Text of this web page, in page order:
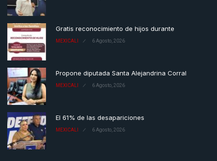
Gratis reconocimiento de hijos durante
MEXICALI 6 Agosto, 2026
Propone diputada Santa Alejandrina Corral
MEXICALI 6 Agosto, 2026
El 61% de las desapariciones
MEXICALI 6 Agosto, 2026